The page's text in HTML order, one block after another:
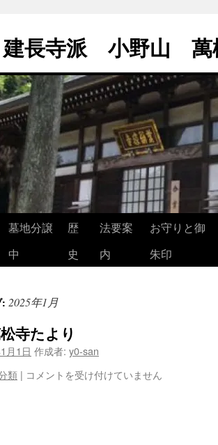
長寺派 小野山 萬
墓地分譲
中
歴
史
法要案
内
お守りと御
朱印
: 2025年1月
寺たより
月1日 作成者: y0-san
類 | 令
コメントを受け付けていません